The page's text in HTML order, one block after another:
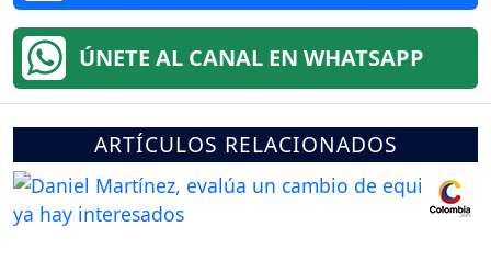
ÚNETE AL CANAL EN WHATSAPP
ARTÍCULOS RELACIONADOS